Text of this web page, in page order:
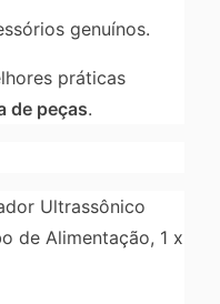
genuínos.
práticas
de peças.
Ultrassônico
de Alimentação, 1 x